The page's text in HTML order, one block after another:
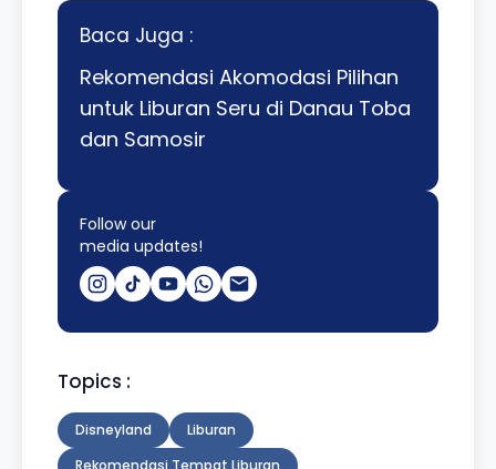
Baca Juga :
Rekomendasi Akomodasi Pilihan
untuk Liburan Seru di Danau Toba
dan Samosir
Follow our
media updates!
Topics :
Disneyland
Liburan